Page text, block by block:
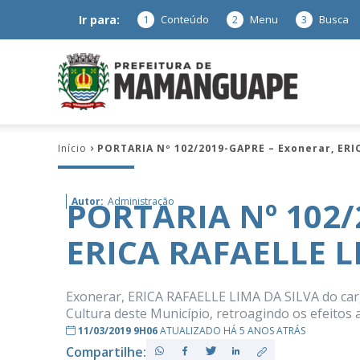
Ir para: 1 Conteúdo 2 Menu 3 Busca
Mamanguape
–
Início PORTARIA Nº 102/2019-GAPRE – Exonerar,
Autor: Administração
PORTARIA Nº
ERICA RAFAELLE
Exonerar, ERICA RAFAELLE LIMA DA SILVA do
Cultura deste Município, retroagindo os efeitos
11/03/2019 9H06ATUALIZADO HÁ 5 ANOS ATRÁS
Compartilhe: